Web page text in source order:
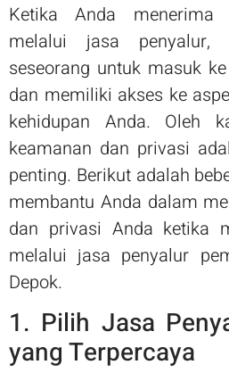
Ketika Anda menerima
melalui jasa penyalur,
seseorang untuk masuk
dan memiliki akses ke
kehidupan Anda. Oleh
keamanan dan privasi
penting. Berikut adalah
membantu Anda dalam
dan privasi Anda ketika
melalui jasa penyalur
Depok.
1. Pilih Jasa
yang Terpercaya